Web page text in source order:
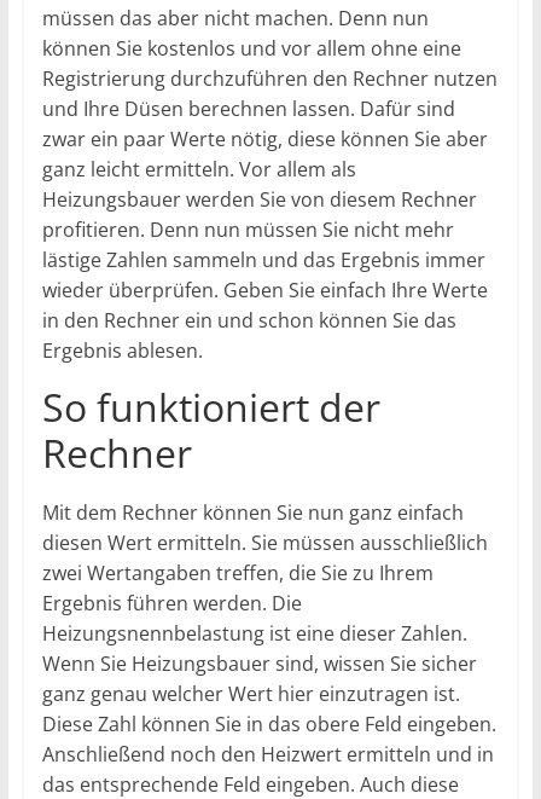
müssen das aber nicht machen. Denn nun
können Sie kostenlos und vor allem ohne eine
Registrierung durchzuführen den Rechner nutzen
und Ihre Düsen berechnen lassen. Dafür sind
zwar ein paar Werte nötig, diese können Sie aber
ganz leicht ermitteln. Vor allem als
Heizungsbauer werden Sie von diesem Rechner
profitieren. Denn nun müssen Sie nicht mehr
lästige Zahlen sammeln und das Ergebnis immer
wieder überprüfen. Geben Sie einfach Ihre Werte
in den Rechner ein und schon können Sie das
Ergebnis ablesen.
So funktioniert der
Rechner
Mit dem Rechner können Sie nun ganz einfach
diesen Wert ermitteln. Sie müssen ausschließlich
zwei Wertangaben treffen, die Sie zu Ihrem
Ergebnis führen werden. Die
Heizungsnennbelastung ist eine dieser Zahlen.
Wenn Sie Heizungsbauer sind, wissen Sie sicher
ganz genau welcher Wert hier einzutragen ist.
Diese Zahl können Sie in das obere Feld eingeben.
Anschließend noch den Heizwert ermitteln und in
das entsprechende Feld eingeben. Auch diese